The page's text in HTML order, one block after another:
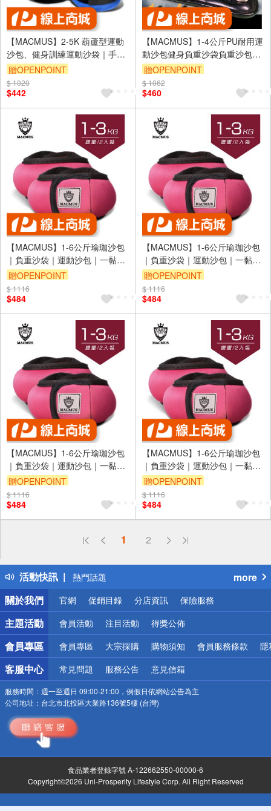
【MACMUS】2-5K 葫蘆型運動
沙包、健身訓練運動沙袋｜手
腕、腳踝皆適用(裸包出貨)
贈OPENPOINT
$ 1020
$442
【MACMUS】1-4公斤PU耐用運
動沙包健身負重沙袋負重沙包可
綁手腕腳踝復健沙包｜運動沙袋
1 2 3 4公斤可選(裸包出貨)
贈OPENPOINT
$ 1062
$460
【MACMUS】1-6公斤瑜珈沙包
｜負重沙袋｜運動沙包｜一黏一
拉穿脫方便｜適合健身訓練、瑜
伽、復健可綁手、腳、腿(裸包出
貨)
贈OPENPOINT
$ 1116
$484
【MACMUS】1-6公斤瑜珈沙包
｜負重沙袋｜運動沙包｜一黏一
拉穿脫方便｜適合健身訓練、瑜
伽、復健可綁手、腳、腿(裸包出
貨)
贈OPENPOINT
$ 1116
$484
【MACMUS】1-6公斤瑜珈沙包
｜負重沙袋｜運動沙包｜一黏一
拉穿脫方便｜適合健身訓練、瑜
伽、復健可綁手、腳、腿(裸包出
貨)
贈OPENPOINT
$ 1116
$484
【MACMUS】1-6公斤瑜珈沙包
｜負重沙袋｜運動沙包｜一黏一
拉穿脫方便｜適合健身訓練、瑜
伽、復健可綁手、腳、腿(裸包出
貨)
贈OPENPOINT
$ 1116
$484
1 2
活動快訊
偏遠地區配送
得獎公告
熱門話題
銀行優惠
偏遠地區配送
詐騙網頁！請小心！
more
關於我們
官網 促銷目錄 分店資訊 保險服務
主題活動 會員活動 注目活動 得獎公佈
會員專區 會員專區 大宗採購 購物須知 會員服務條款 隱
客服中心 常見問題 服務公告 意見信箱
服務時間： 週一至週日 09:00-21:00，例假日依網站公告為主
公司地址： 台北市北投區大業路136號5樓 (台灣)
食品業者登錄字號 A-122662550-00000-6
Copyright©2026 Uni-Prosperity Lifestyle Corp. All Right Reserved